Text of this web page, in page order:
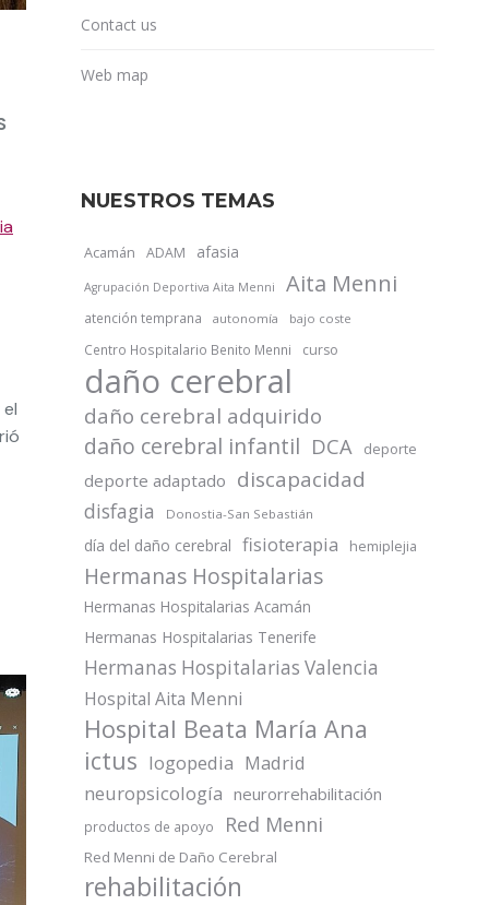
Contact us
Web map
NUESTROS TEMAS
Acamán ADAM afasia
Agrupación Deportiva Aita Menni Aita Menni
atención temprana autonomía bajo coste
Centro Hospitalario Benito Menni curso
daño cerebral
daño cerebral adquirido
daño cerebral infantil DCA deporte
deporte adaptado discapacidad
disfagia Donostia-San Sebastián
día del daño cerebral fisioterapia hemiplejia
Hermanas Hospitalarias
Hermanas Hospitalarias Acamán
Hermanas Hospitalarias Tenerife
Hermanas Hospitalarias Valencia
Hospital Aita Menni
Hospital Beata María Ana
ictus logopedia Madrid
neuropsicología neurorrehabilitación
productos de apoyo Red Menni
Red Menni de Daño Cerebral
rehabilitación